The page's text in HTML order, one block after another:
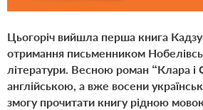
Цьогоріч вийшла перша книга
отримання письменником
літератури. Весною роман “Клара і
англійською, а вже восени
змогу прочитати книгу рідною